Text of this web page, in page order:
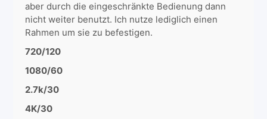
aber durch die eingeschränkte Bedienung dann
nicht weiter benutzt. Ich nutze lediglich einen
Rahmen um sie zu befestigen.
720/120
1080/60
2.7k/30
4K/30